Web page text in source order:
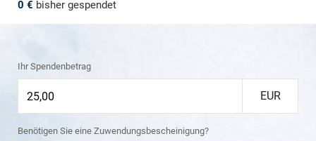
0 € bisher gespendet
Ihr Spendenbetrag
EUR
Benötigen Sie eine Zuwendungsbescheinigung?